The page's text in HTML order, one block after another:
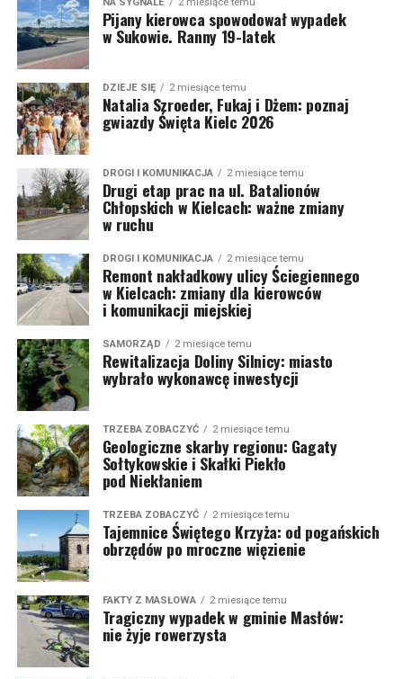
Pijany kierowca spowodował wypadek
w Sukowie. Ranny 19-latek
DZIEJE SIĘ 2 miesiące temu
Natalia Szroeder, Fukaj i Dżem: poznaj
gwiazdy Święta Kielc 2026
DROGI I KOMUNIKACJA 2 miesiące temu
Drugi etap prac na ul. Batalionów
Chłopskich w Kielcach: ważne zmiany
w ruchu
DROGI I KOMUNIKACJA 2 miesiące temu
Remont nakładkowy ulicy Ściegiennego
w Kielcach: zmiany dla kierowców
i komunikacji miejskiej
SAMORZĄD 2 miesiące temu
Rewitalizacja Doliny Silnicy: miasto
wybrało wykonawcę inwestycji
TRZEBA ZOBACZYĆ 2 miesiące temu
Geologiczne skarby regionu: Gagaty
Sołtykowskie i Skałki Piekło
pod Niekłaniem
TRZEBA ZOBACZYĆ 2 miesiące temu
Tajemnice Świętego Krzyża: od pogańskich
obrzędów po mroczne więzienie
FAKTY Z MASŁOWA 2 miesiące temu
Tragiczny wypadek w gminie Masłów:
nie żyje rowerzysta